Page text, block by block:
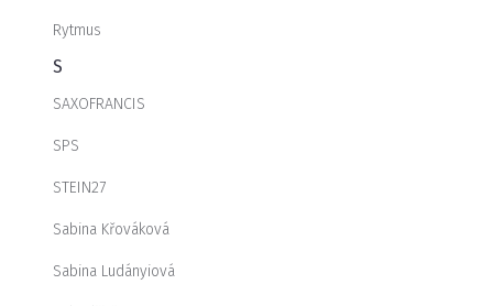
Rytmus
S
SAXOFRANCIS
SPS
STEIN27
Sabina Křováková
Sabina Ludányiová